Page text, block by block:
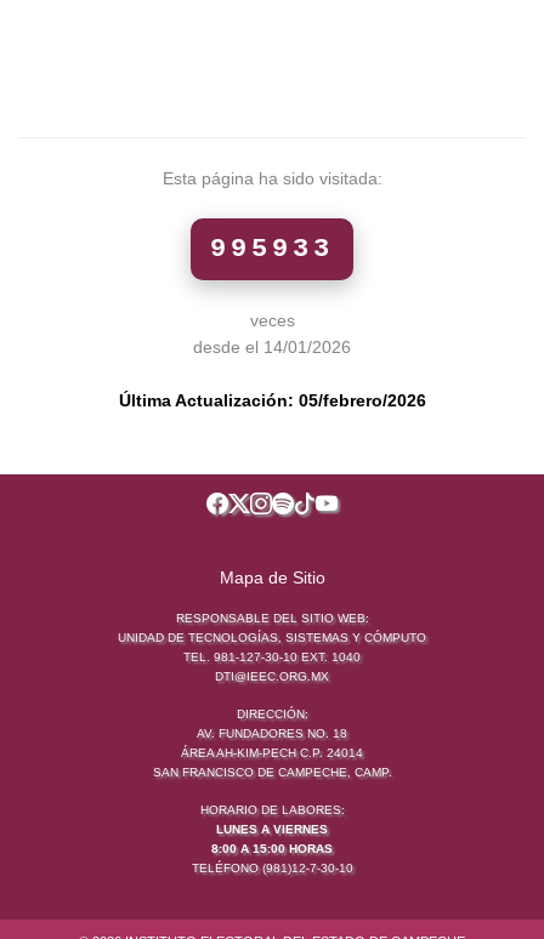
Esta página ha sido visitada:
995933
veces
desde el 14/01/2026
Última Actualización: 05/febrero/2026
Mapa de Sitio
RESPONSABLE DEL SITIO WEB:
UNIDAD DE TECNOLOGÍAS, SISTEMAS Y CÓMPUTO
TEL. 981-127-30-10 EXT. 1040
DTI@IEEC.ORG.MX
DIRECCIÓN:
AV. FUNDADORES NO. 18
ÁREA AH-KIM-PECH C.P. 24014
SAN FRANCISCO DE CAMPECHE, CAMP.
HORARIO DE LABORES:
LUNES A VIERNES
8:00 A 15:00 HORAS
TELÉFONO (981)12-7-30-10